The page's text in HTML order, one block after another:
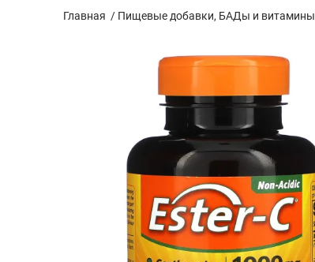
Главная / Пищевые добавки, БАДы и витамины